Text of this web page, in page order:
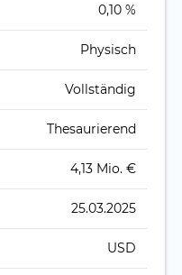
0,10 %
Physisch
Vollständig
Thesaurierend
4,13 Mio. €
25.03.2025
USD